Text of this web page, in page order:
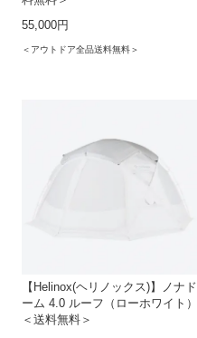
55,000円
＜アウトドア全品送料無料＞
【Helinox(ヘリノックス)】ノナド
ーム 4.0 ルーフ（ローホワイト）
＜送料無料＞